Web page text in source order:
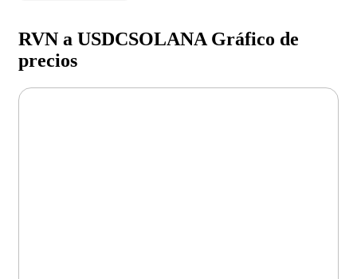
RVN a USDCSOLANA Gráfico de
precios